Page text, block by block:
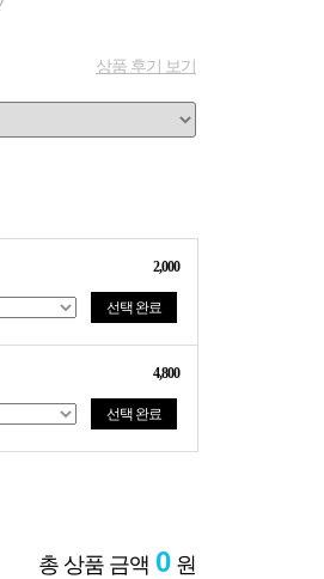
상품 후기 보기
2,000
선택 완료
4,800
선택 완료
총 상품 금액 0 원